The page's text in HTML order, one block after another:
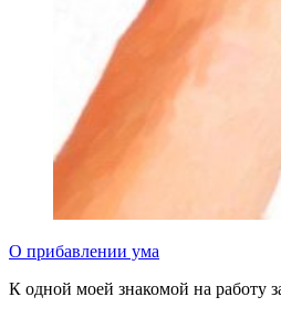
О прибавлении ума
К одной моей знакомой на работу